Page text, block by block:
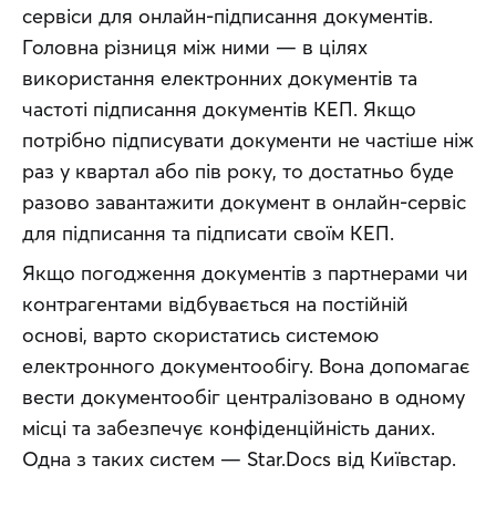
сервіси для онлайн-підписання документів.
Головна різниця між ними — в цілях
використання електронних документів та
частоті підписання документів КЕП. Якщо
потрібно підписувати документи не частіше ніж
раз у квартал або пів року, то достатньо буде
разово завантажити документ в онлайн-сервіс
для підписання та підписати своїм КЕП.
Якщо погодження документів з партнерами чи
контрагентами відбувається на постійній
основі, варто скористатись системою
електронного документообігу. Вона допомагає
вести документообіг централізовано в одному
місці та забезпечує конфіденційність даних.
Одна з таких систем — Star.Docs від Київстар.